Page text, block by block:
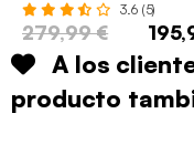
3.6 (5)
279,99 €
A los
producto